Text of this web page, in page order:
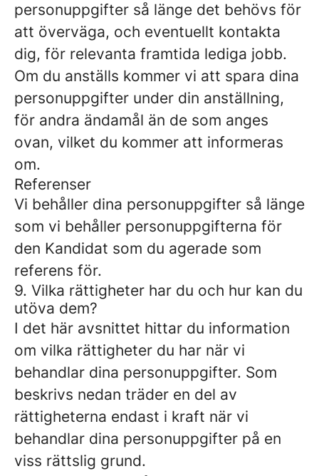
personuppgifter så länge det behövs för
att överväga, och eventuellt kontakta
dig, för relevanta framtida lediga jobb.
Om du anställs kommer vi att spara dina
personuppgifter under din anställning,
för andra ändamål än de som anges
ovan, vilket du kommer att informeras
om.
Referenser
Vi behåller dina personuppgifter så länge
som vi behåller personuppgifterna för
den Kandidat som du agerade som
referens för.
9. Vilka rättigheter har du och hur kan du
utöva dem?
I det här avsnittet hittar du information
om vilka rättigheter du har när vi
behandlar dina personuppgifter. Som
beskrivs nedan träder en del av
rättigheterna endast i kraft när vi
behandlar dina personuppgifter på en
viss rättslig grund.